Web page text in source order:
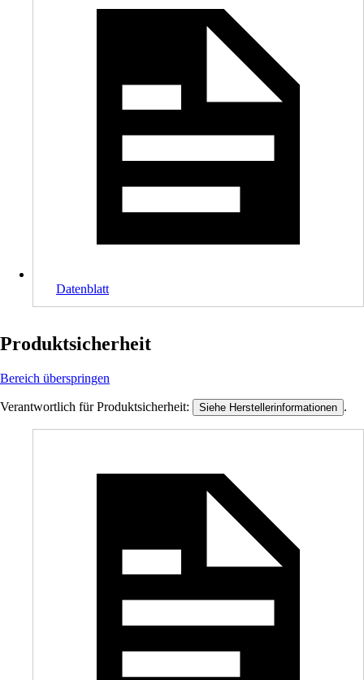
Datenblatt
Produktsicherheit
Bereich überspringen
Verantwortlich für Produktsicherheit: Siehe Herstellerinformationen .